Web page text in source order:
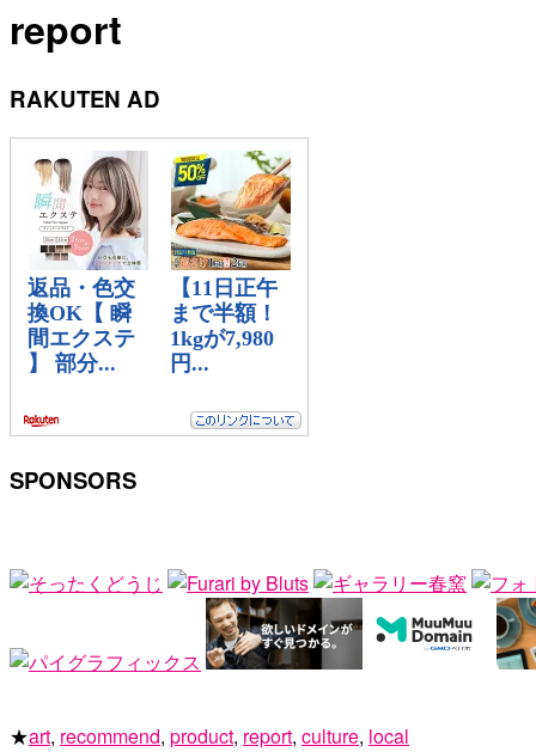
report
RAKUTEN AD
SPONSORS
★art, recommend, product, report, culture, local